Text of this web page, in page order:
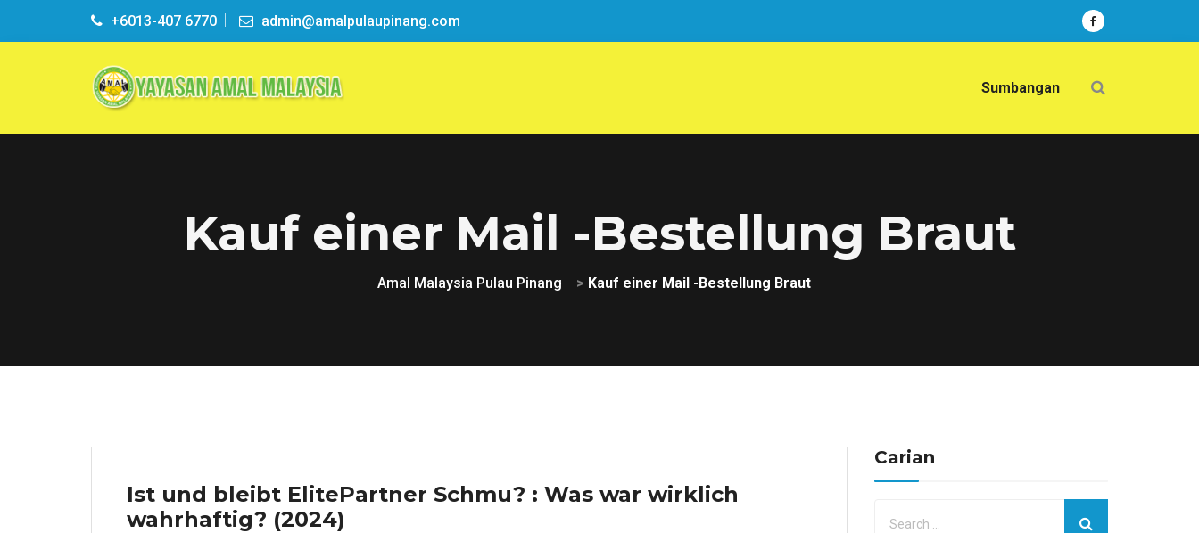
+6013-407 6770 admin@amalpulaupinang.com
Sumbangan
Kauf einer Mail -Bestellung Braut
Amal Malaysia Pulau Pinang > Kauf einer Mail -Bestellung Braut
Ist und bleibt ElitePartner Schmu? : Was war wirklich
wahrhaftig? (2024)
Carian